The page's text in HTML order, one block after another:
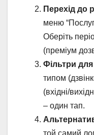
Перехід до
меню
Оберіть
(преміум
Фільтри для
типом
(вхідні/
– один тап.
той самий